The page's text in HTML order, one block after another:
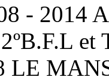
- 2014
LE